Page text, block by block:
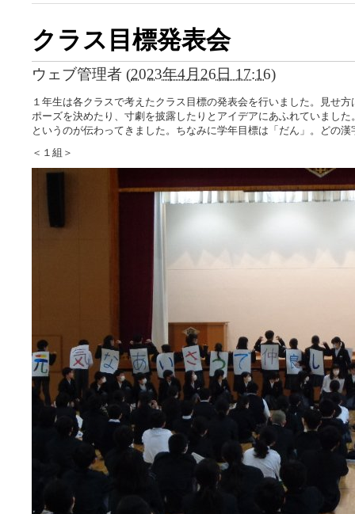
クラス目標発表会
ウェブ管理者 (2023年4月26日 17:16)
１年生は各クラスで考えたクラス目標の発表会を行いました。見せ
ポーズを決めたり、寸劇を披露したりとアイデアにあふれていまし
というのが伝わってきました。ちなみに学年目標は「だん」。どの
＜１組＞